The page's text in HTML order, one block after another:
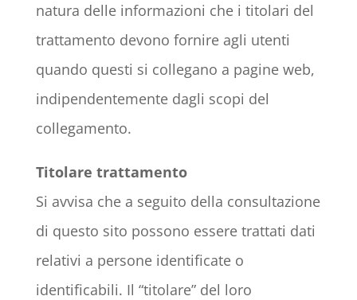
natura delle informazioni che i titolari del
trattamento devono fornire agli utenti
quando questi si collegano a pagine web,
indipendentemente dagli scopi del
collegamento.
Titolare trattamento
Si avvisa che a seguito della consultazione
di questo sito possono essere trattati dati
relativi a persone identificate o
identificabili. Il “titolare” del loro